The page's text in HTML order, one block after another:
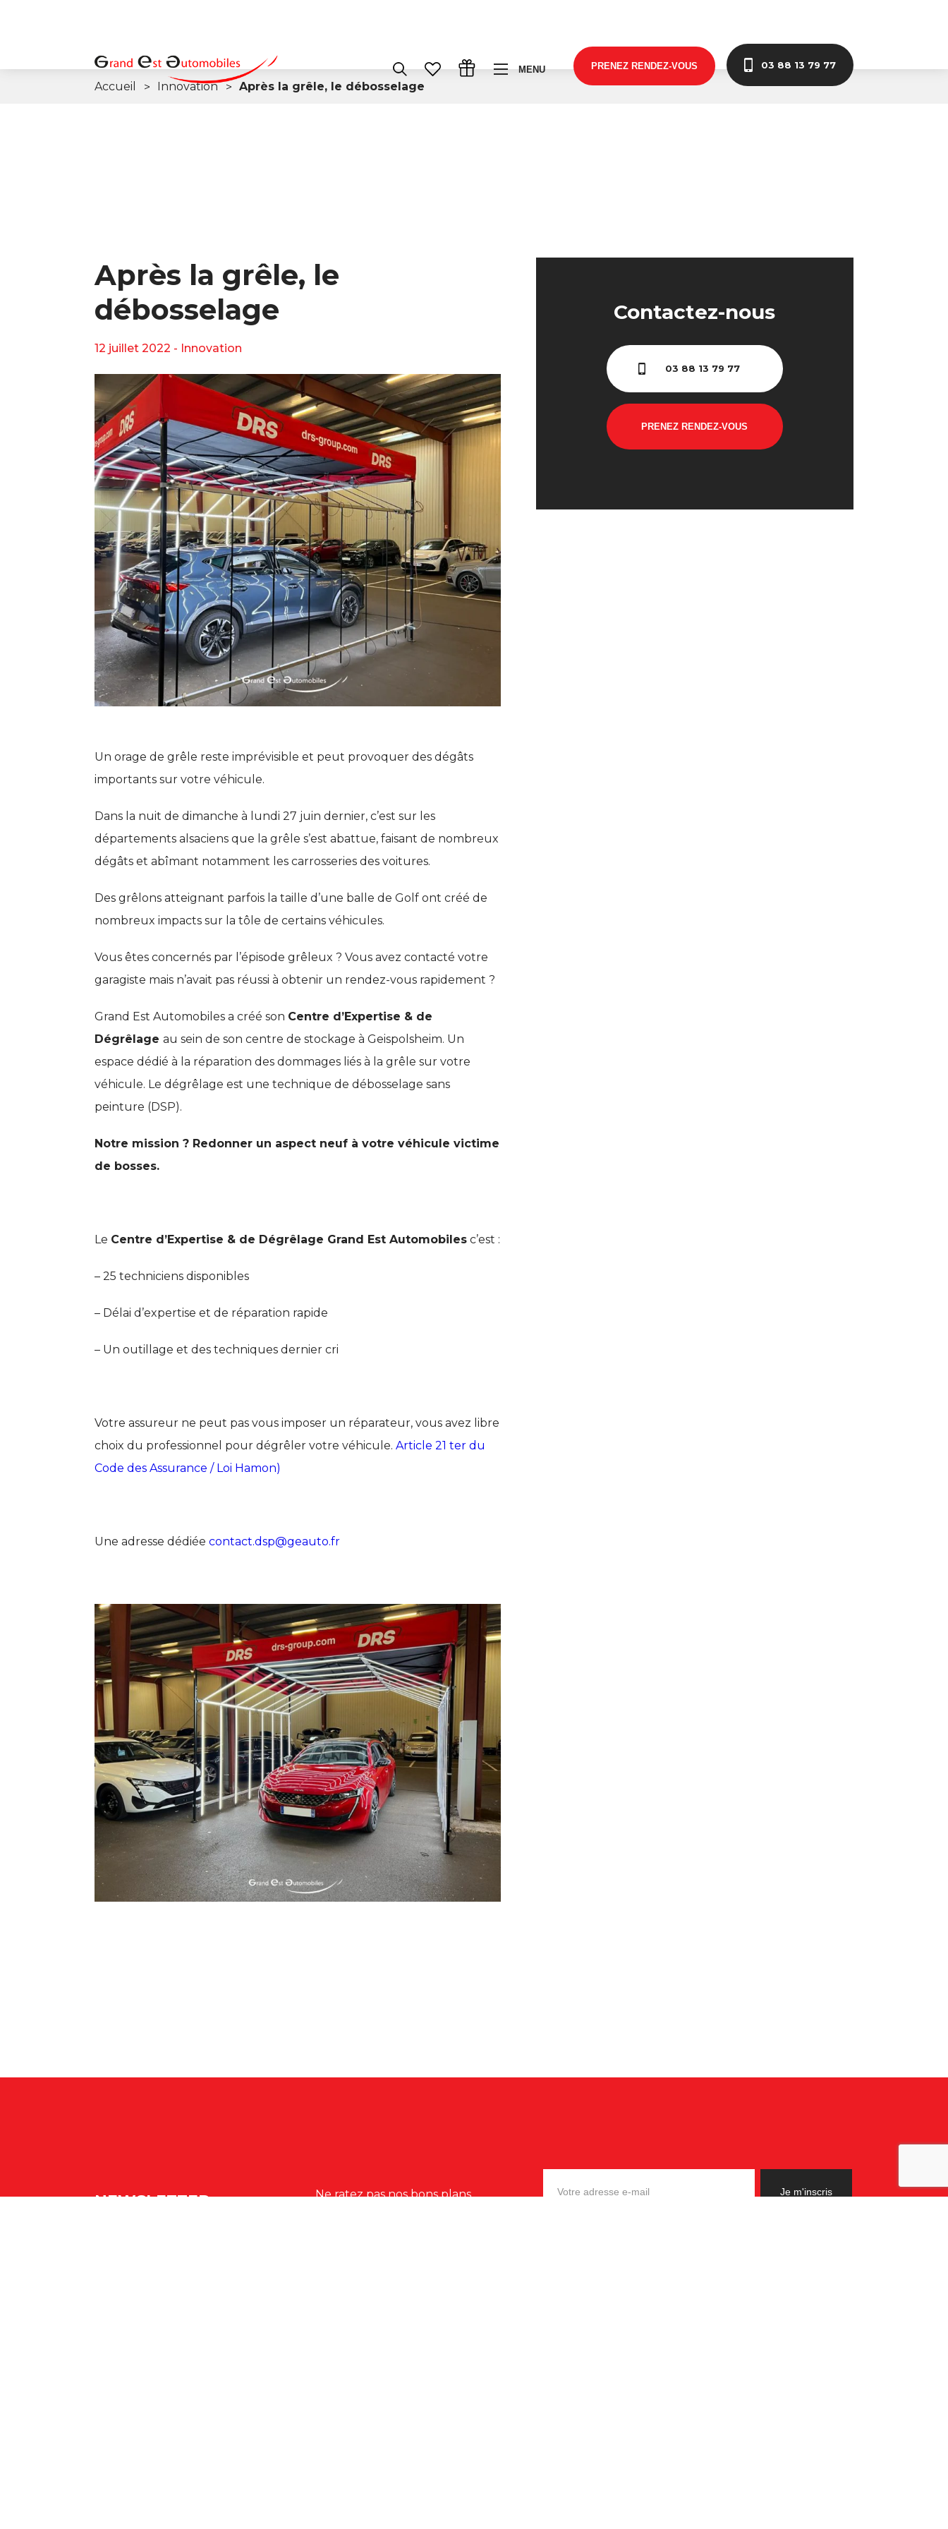
MENU PRENEZ RENDEZ-VOUS 03 88 13 79 77
Accueil Innovation Après la grêle, le débosselage
Après la grêle, le
débosselage
12 juillet 2022 - Innovation
Un orage de grêle reste imprévisible et peut provoquer des dégâts
importants sur votre véhicule.
Dans la nuit de dimanche à lundi 27 juin dernier, c’est sur les
départements alsaciens que la grêle s’est abattue, faisant de nombreux
dégâts et abîmant notamment les carrosseries des voitures.
Des grêlons atteignant parfois la taille d’une balle de Golf ont créé de
nombreux impacts sur la tôle de certains véhicules.
Vous êtes concernés par l’épisode grêleux ? Vous avez contacté votre
garagiste mais n’avait pas réussi à obtenir un rendez-vous rapidement ?
Grand Est Automobiles a créé son Centre d’Expertise & de
Dégrêlageau sein de son centre de stockage à Geispolsheim. Un
espace dédié à la réparation des dommages liés à la grêle sur votre
véhicule. Le dégrêlage est une technique de débosselage sans
peinture (DSP).
Notre mission ? Redonner un aspect neuf à votre véhicule victime
de bosses.
Le Centre d’Expertise & de Dégrêlage Grand Est Automobiles c’est :
– 25 techniciens disponibles
– Délai d’expertise et de réparation rapide
– Un outillage et des techniques dernier cri
Votre assureur ne peut pas vous imposer un réparateur, vous avez libre
choix du professionnel pour dégrêler votre véhicule.Article 21 ter du
Code des Assurance / Loi Hamon)
Une adresse dédiéecontact.dsp@geauto.fr
Contactez-nous
03 88 13 79 77
PRENEZ RENDEZ-VOUS
NEWSLETTER
Ne ratez pas nos bons plans,